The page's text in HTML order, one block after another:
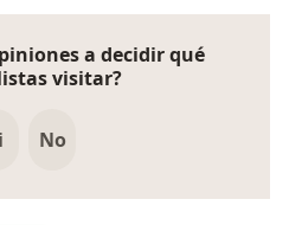
a decidir qué
visitar?
No